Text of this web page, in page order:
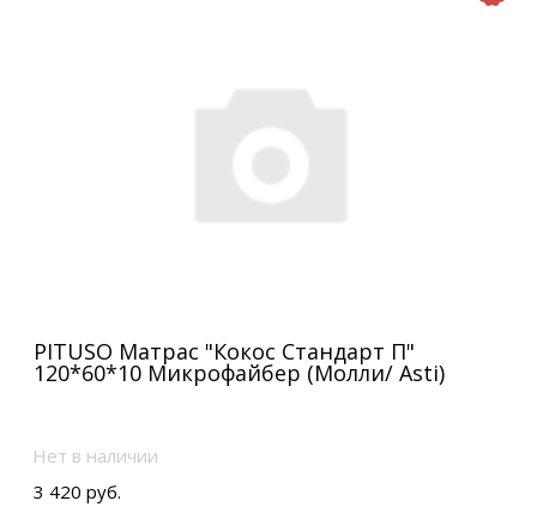
PITUSO Матрас "Кокос Стандарт П"
120*60*10 Микрофайбер (Молли/ Asti)
Нет в наличии
3 420 руб.